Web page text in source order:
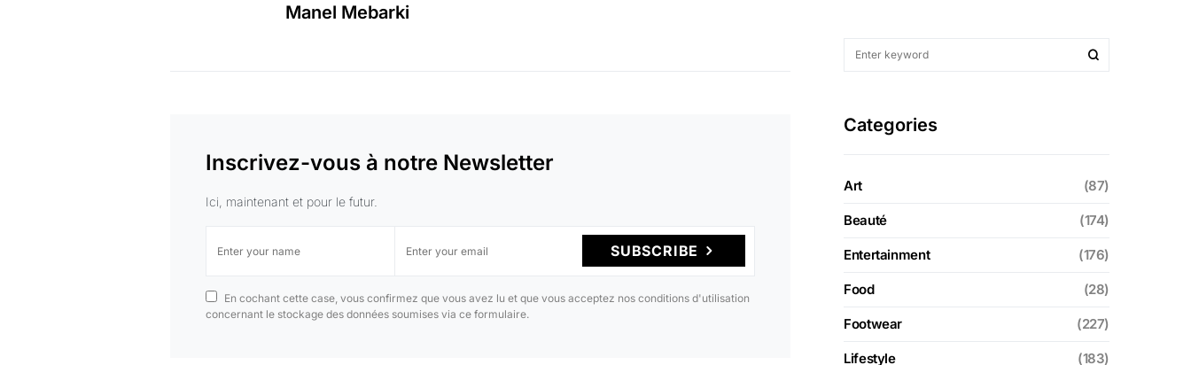
Manel Mebarki
Inscrivez-vous à notre Newsletter
Ici, maintenant et pour le futur.
SUBSCRIBE
En cochant cette case, vous confirmez que vous avez lu et que vous acceptez nos conditions d'utilisation
concernant le stockage des données soumises via ce formulaire.
Categories
Art (87)
Beauté (174)
Entertainment (176)
Food (28)
Footwear (227)
Lifestyle (183)